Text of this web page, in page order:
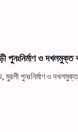
পুনঃনির্মাণ ও দখলমুক্ত
মুরলী পুনঃনির্মাণ ও